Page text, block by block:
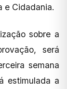
e Cidadania.
sobre a
será
semana
estimulada a